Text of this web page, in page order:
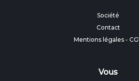
Société
Contact
Mentions légales-
Vous